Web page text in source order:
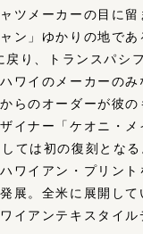
ツメーカーの目に
ン」ゆかりの地で
り、トランスパシ
ワイのメーカーの
らのオーダーが彼の
イナー「ケオニ・
ては初の復刻とな
ワイアン・プリン
展。全米に展開し
イアンテキスタイル